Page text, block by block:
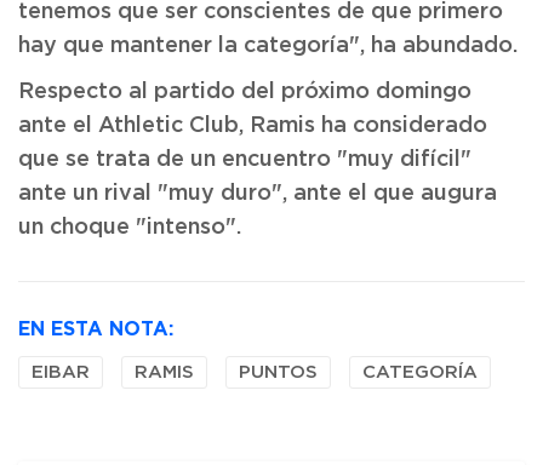
tenemos que ser conscientes de que primero
hay que mantener la categoría", ha abundado.
Respecto al partido del próximo domingo
ante el Athletic Club, Ramis ha considerado
que se trata de un encuentro "muy difícil"
ante un rival "muy duro", ante el que augura
un choque "intenso".
EN ESTA NOTA:
EIBAR RAMIS PUNTOS CATEGORÍA